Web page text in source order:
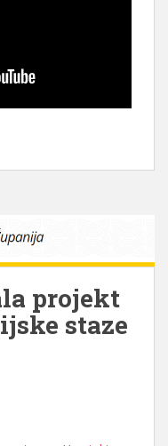
projekt
staze